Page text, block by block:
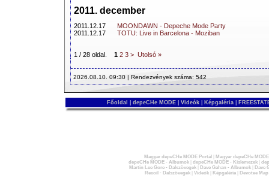
2011. december
2011.12.17
MOONDAWN - Depeche Mode Party
2011.12.17
TOTU: Live in Barcelona - Moziban
1 / 28 oldal. 1 2 3 > Utolsó »
2026.08.10. 09:30 | Rendezvények száma: 542
Főoldal depeCHe MODE Videók Képgaléria
Magyar depeCHe MODE Portál
Magyar depeCHe
depeCHe MODE - Albumok| depeCHe MODE - Kislemezek|
Martin Lee Gore - Dalszövegek| Dave Gahan - Albumok|
Dave
Recoil - Dalszövegek| Videók| Képgaléria| Devotee Map